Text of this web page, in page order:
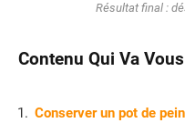
Résultat final :
Contenu Qui Va
Conserver un pot de